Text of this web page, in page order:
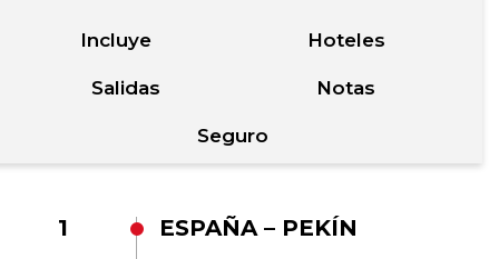
Incluye Hoteles
Salidas Notas
Seguro
1 ESPAÑA – PEKÍN